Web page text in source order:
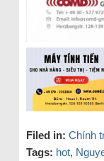
Filed in: Chính
Tags: hot,